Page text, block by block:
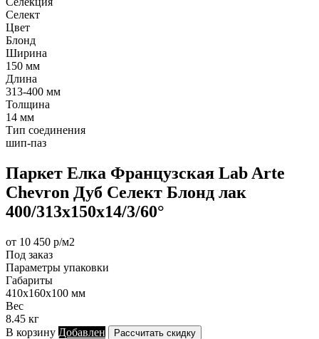
Селект
Цвет
Блонд
Ширина
150 мм
Длина
313-400 мм
Толщина
14 мм
Тип соединения
шип-паз
Паркет Елка Французская Lab Arte
Chevron Дуб Селект Блонд лак
400/313х150х14/3/60°
от 10 450 р/м2
Под заказ
Параметры упаковки
Габариты
410х160х100 мм
Вес
8.45 кг
В корзину Добавлен Рассчитать скидку